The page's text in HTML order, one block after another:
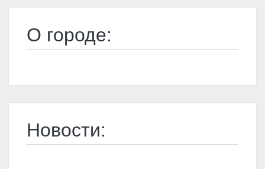
О городе:
Новости: